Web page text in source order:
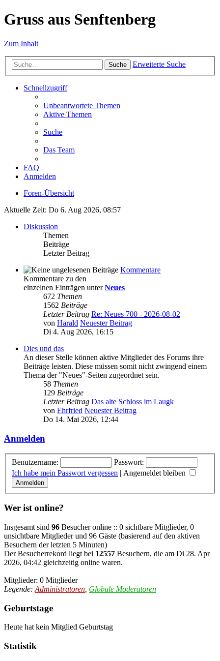
Gruss aus Senftenberg
Zum Inhalt
Suche Erweiterte Suche
Schnellzugriff
Unbeantwortete Themen
Aktive Themen
Suche
Das Team
FAQ
Anmelden
Foren-Übersicht
Aktuelle Zeit: Do 6. Aug 2026, 08:57
Diskussion
Themen
Beiträge
Letzter Beitrag
Kommentare
Kommentare zu den
einzelnen Einträgen unterNeues
672 Themen
1562 Beiträge
Letzter Beitrag Re: Neues 700 - 2026-08-02
von Harald Neuester Beitrag
Di 4. Aug 2026, 16:15
Dies und das
An dieser Stelle können aktive Mitglieder des Forums ihre
Beiträge leisten. Diese müssen somit nicht zwingend einem
Thema der "Neues"-Seiten zugeordnet sein.
58 Themen
129 Beiträge
Letzter Beitrag Das alte Schloss im Laugk
von Ehrfried Neuester Beitrag
Do 14. Mai 2026, 12:44
Anmelden
Benutzername:
Passwort:
Ich habe mein Passwort vergessen | Angemeldet bleiben
Wer ist online?
Insgesamt sind 96 Besucher online :: 0 sichtbare Mitglieder, 0
unsichtbare Mitglieder und 96 Gäste (basierend auf den aktiven
Besuchern der letzten 5 Minuten)
Der Besucherrekord liegt bei 12557 Besuchern, die am Di 28. Apr
2026, 04:42 gleichzeitig online waren.
Mitglieder: 0 Mitglieder
Legende: Administratoren Globale Moderatoren
Geburtstage
Heute hat kein Mitglied Geburtstag
Statistik